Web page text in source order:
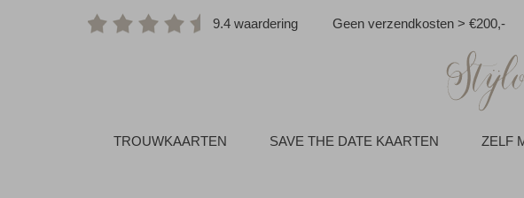
9.4 waardering Geen verzendkosten > €200,-
TROUWKAARTEN SAVE THE DATE KAARTEN ZELF